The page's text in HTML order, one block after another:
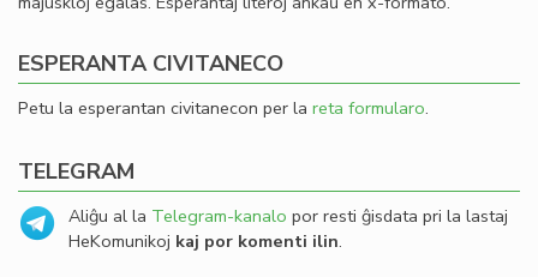
ESPERANTA CIVITANECO
Petu la esperantan civitanecon per la reta formularo.
TELEGRAM
Aliĝu al la Telegram-kanalo por resti ĝisdata pri la lastaj
HeKomunikoj kaj por komenti ilin.